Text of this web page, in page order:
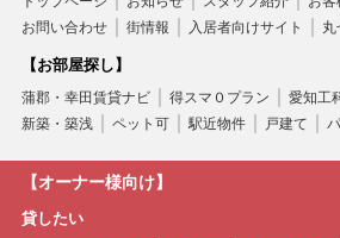
お問い合わせ
街情報 入居者向けサイト 丸
【お部屋探し】
蒲郡・幸田賃貸ナビ 得スマ０プラン
愛知工
新築・築浅
ペット可 駅近物件 戸建て
【オーナー様向け】
貸したい